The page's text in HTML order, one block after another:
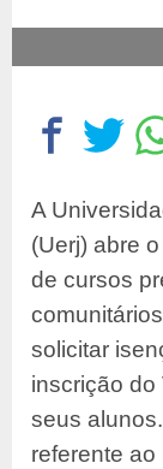
A
(Uerj) abre
de cursos
solicitar
inscrição do
seus
referente ao